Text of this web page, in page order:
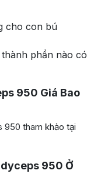
cho con bú
phần nào có
950 Giá Bao
950 tham khảo tại
950 Ở